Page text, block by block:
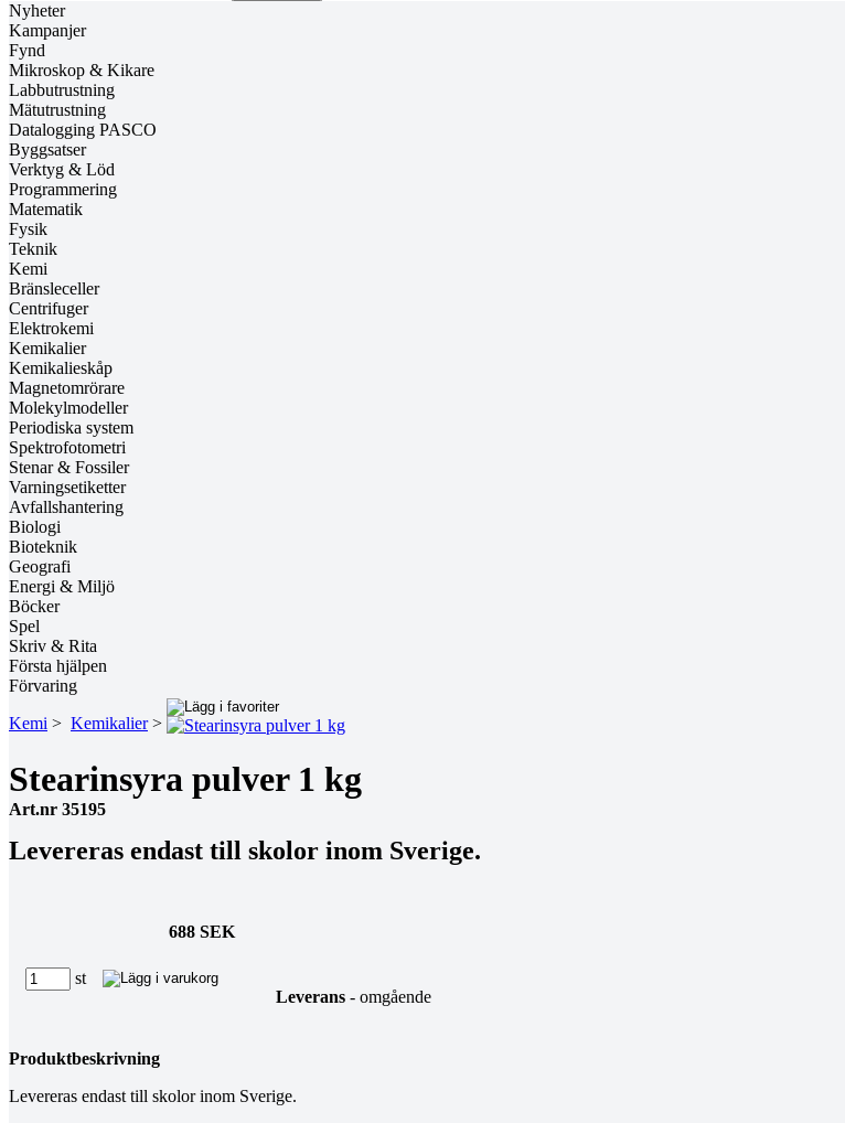
Nyheter
Kampanjer
Fynd
Mikroskop & Kikare
Labbutrustning
Mätutrustning
Datalogging PASCO
Byggsatser
Verktyg & Löd
Programmering
Matematik
Fysik
Teknik
Kemi
Bränsleceller
Centrifuger
Elektrokemi
Kemikalier
Kemikalieskåp
Magnetomrörare
Molekylmodeller
Periodiska system
Spektrofotometri
Stenar & Fossiler
Varningsetiketter
Avfallshantering
Biologi
Bioteknik
Geografi
Energi & Miljö
Böcker
Spel
Skriv & Rita
Första hjälpen
Förvaring
Kemi > Kemikalier>
Stearinsyra pulver 1 kg
Art.nr 35195
Levereras endast till skolor inom Sverige.
688 SEK
st
Leverans - omgående
Produktbeskrivning
Levereras endast till skolor inom Sverige.